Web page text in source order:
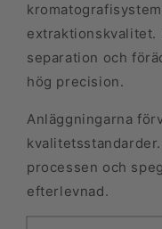
extraktionskvalitet.
separation och
hög precision.
Anläggningarna
processen och
efterlevnad.